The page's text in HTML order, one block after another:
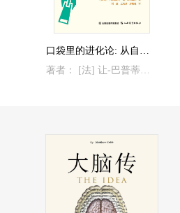
口袋里的进化论: 从自然之谜到基因未来
著者： [法] 让-巴普蒂斯特·德·帕纳菲厄 著；刘昱 / 王龙丹 / 邢路达 译